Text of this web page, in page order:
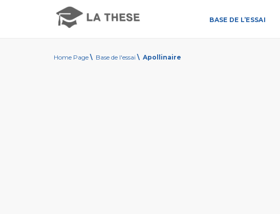
BASE DE L’ESSAI
Home Page \ Base de l'essai \ Apollinaire